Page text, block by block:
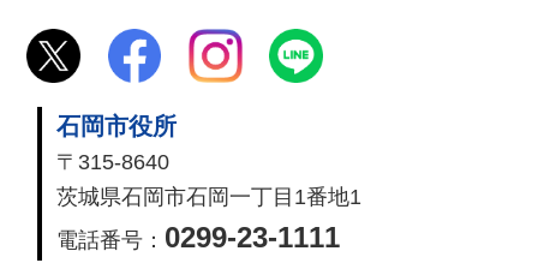
石岡市役所
〒315-8640
茨城県石岡市石岡一丁目1番地1
電話番号： 0299-23-1111